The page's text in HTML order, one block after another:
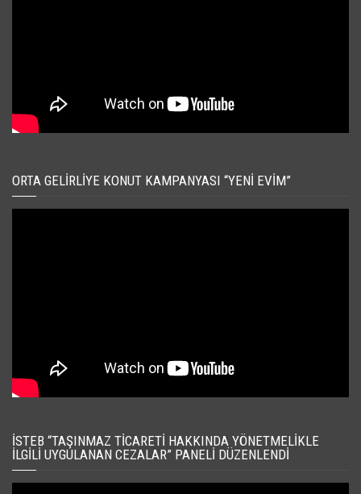
ORTA GELIRLIYE KONUT KAMPANYASI “YENI EVIM”
İSTEB “TAŞINMAZ TICARETI HAKKINDA YÖNETMELIKLE
İLGILI UYGULANAN CEZALAR” PANELI DÜZENLENDI